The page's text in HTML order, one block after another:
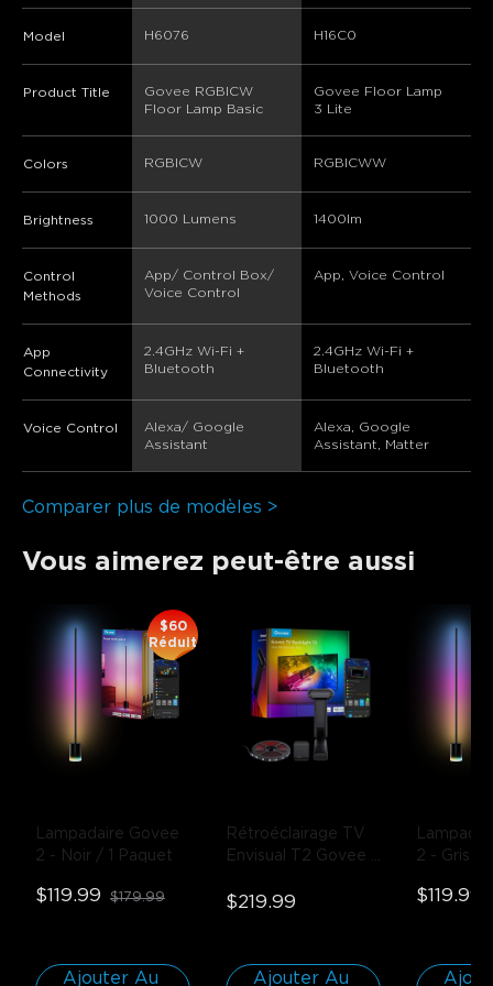
Model H6076 H16C0
Product Title
Govee RGBICW
Floor Lamp Basic
Govee Floor Lamp
3 Lite
Colors RGBICW RGBICWW
Brightness 1000 Lumens 1400lm
Control
Methods
App/ Control Box/
Voice Control
App, Voice Control
App
Connectivity
2.4GHz Wi-Fi +
Bluetooth
2.4GHz Wi-Fi +
Bluetooth
Voice Control
Alexa/ Google
Assistant
Alexa, Google
Assistant, Matter
Comparer plus de modèles >
Vous aimerez peut-être aussi
Lampadaire Govee
2 - Noir / 1 Paquet
$60
Réduit
$119.99 $179.99
Ajouter Au
Rétroéclairage TV
Envisual T2 Govee -
75-85 pouces
$219.99
Ajouter Au
2 - Gris /
$119.99